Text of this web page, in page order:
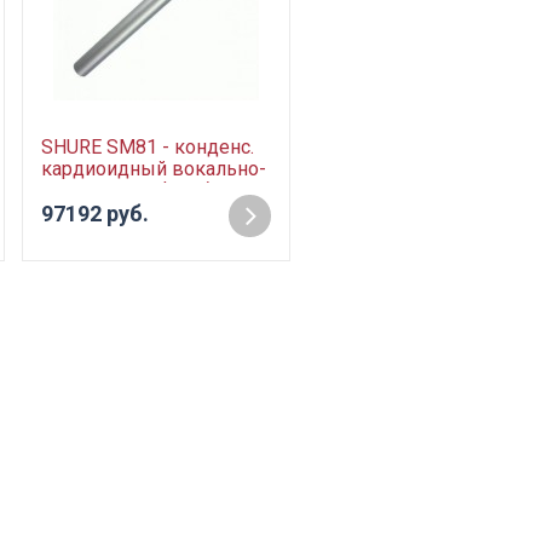
SHURE SM81 - конденс.
кардиоидный вокально-
инстр. микрофон без
кабеля
97192 руб.